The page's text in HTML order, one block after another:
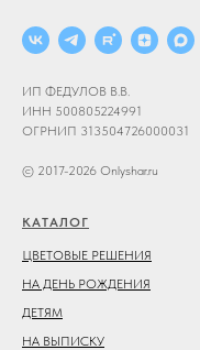
ИП ФЕДУЛОВ В.В.
ИНН 500805224991
ОГРНИП 313504726000031
© 2017-2026 Onlyshar.ru
КАТАЛОГ
ЦВЕТОВЫЕ РЕШЕНИЯ
НА ДЕНЬ РОЖДЕНИЯ
ДЕТЯМ
НА ВЫПИСКУ